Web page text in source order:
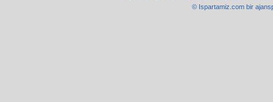
© Ispartamiz.com bir